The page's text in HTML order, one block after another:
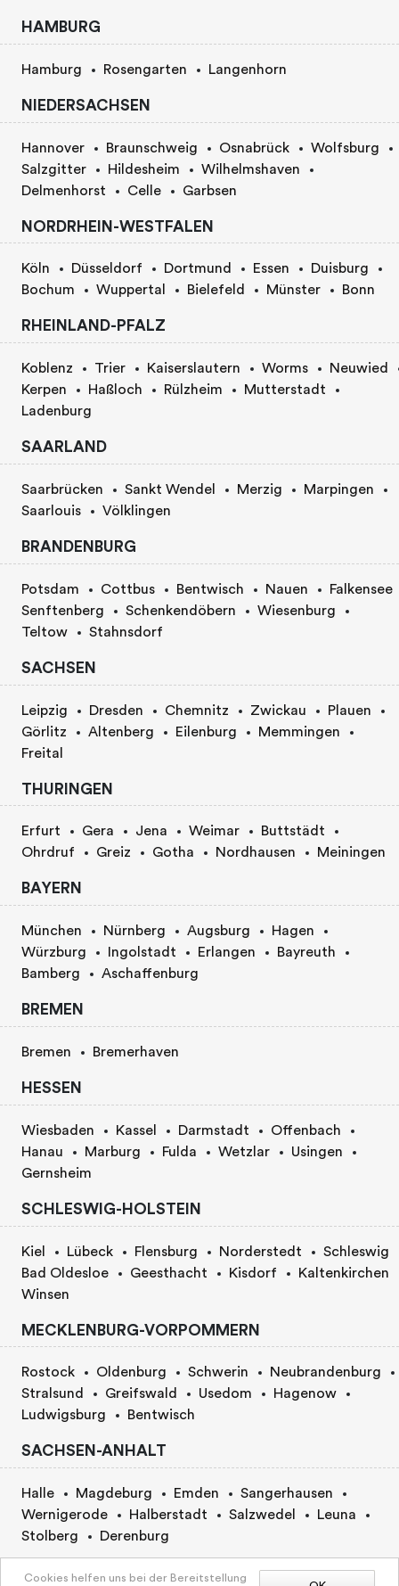
HAMBURG
Hamburg Rosengarten Langenhorn
NIEDERSACHSEN
Hannover Braunschweig Osnabrück
Wolfsburg
Salzgitter
Hildesheim
Wilhelmshaven
Delmenhorst
Celle Garbsen
NORDRHEIN-WESTFALEN
Köln Düsseldorf Dortmund Essen
Duisburg
Bochum
Wuppertal Bielefeld Münster Bonn
RHEINLAND-PFALZ
Koblenz Trier Kaiserslautern Worms
Neuwied
Kerpen
Haßloch Rülzheim
Mutterstadt
Ladenburg
SAARLAND
Saarbrücken Sankt Wendel Merzig
Marpingen
Saarlouis
Völklingen
BRANDENBURG
Potsdam Cottbus Bentwisch Nauen
Falkensee
Senftenberg
Schenkendöbern
Wiesenburg
Teltow
Stahnsdorf
SACHSEN
Leipzig Dresden Chemnitz Zwickau
Plauen
Görlitz
Altenberg Eilenburg
Memmingen
Freital
THURINGEN
Erfurt Gera Jena Weimar
Buttstädt
Ohrdruf
Greiz Gotha Nordhausen Meiningen
BAYERN
München Nürnberg Augsburg
Hagen
Würzburg
Ingolstadt Erlangen
Bayreuth
Bamberg
Aschaffenburg
BREMEN
Bremen Bremerhaven
HESSEN
Wiesbaden Kassel Darmstadt
Offenbach
Hanau
Marburg Fulda Wetzlar
Usingen
Gernsheim
SCHLESWIG-HOLSTEIN
Kiel Lübeck Flensburg Norderstedt
Schleswig
Bad Oldesloe
Geesthacht Kisdorf
Kaltenkirchen
Winsen
MECKLENBURG-VORPOMMERN
Rostock Oldenburg Schwerin
Neubrandenburg
Stralsund
Greifswald Usedom
Hagenow
Ludwigsburg
Bentwisch
SACHSEN-ANHALT
Halle Magdeburg Emden
Sangerhausen
Wernigerode
Halberstadt Salzwedel
Leuna
Stolberg
Derenburg
BERLIN
Cookies helfen uns bei der Bereitstellung